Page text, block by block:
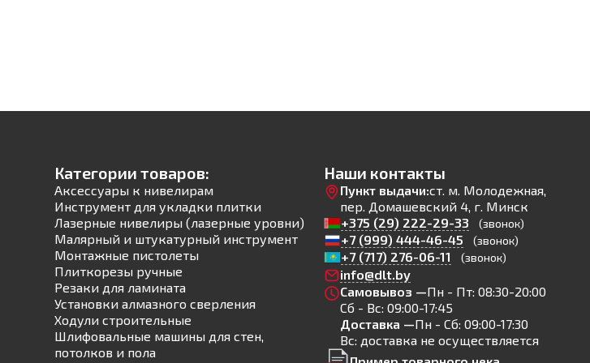
Категории товаров:
Аксессуары к нивелирам
Инструмент для укладки плитки
Лазерные нивелиры (лазерные уровни)
Малярный и штукатурный инструмент
Монтажные пистолеты
Плиткорезы ручные
Резаки для ламината
Установки алмазного сверления
Ходули строительные
Шлифовальные машины для стен,
потолков и пола
Наши контакты
Пункт выдачи:ст. м. Молодежная,
пер. Домашевский 4, г. Минск
+375 (29) 222-29-33
(звонок)
+7 (999) 444-46-45 (звонок)
+7 (717) 276-06-11 (звонок)
info@dlt.by
Самовывоз —Пн - Пт: 08:30-20:00
Сб - Вс: 09:00-17:45
Доставка —Пн - Сб: 09:00-17:30
Вс: доставка не осуществляется